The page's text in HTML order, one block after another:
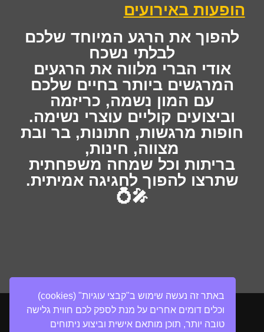
הופעות באירועים​
להפוך את הרגע המיוחד שלכם
לבלתי נשכח
אודי הברי מלווה את הרגעים
המרגשים ביותר בחיים שלכם
עם המון נשמה, כריזמה
וביצועים קוליים עוצרי נשימה.
חופות מרגשות, חתונות, בר ובת
מצווה, חינות,
בריתות וכל שמחה משפחתית
שתרצו להפוך לחגיגה אמיתית.
🎤💍
להזמנת מופע
באתר זה נעשה שימוש ב"קבצי עוגיות" (cookies)
וכלים דומים אחרים על מנת לספק לכם חווית גלישה
טובה יותר, תוכן מותאם אישית וביצוע ניתוחים